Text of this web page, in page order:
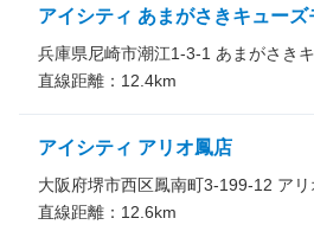
アイシティ あまがさきキューズ
兵庫県尼崎市潮江1-3-1 あまがさき
直線距離： 12.4km
アイシティ アリオ鳳店
大阪府堺市西区鳳南町3-199-12 ア
直線距離： 12.6km